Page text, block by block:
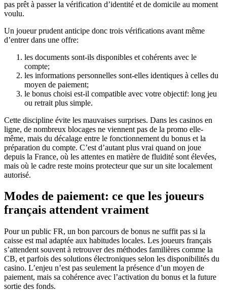
pas prêt à passer la vérification d’identité et de domicile au moment
voulu.
Un joueur prudent anticipe donc trois vérifications avant même
d’entrer dans une offre:
les documents sont-ils disponibles et cohérents avec le
compte;
les informations personnelles sont-elles identiques à celles du
moyen de paiement;
le bonus choisi est-il compatible avec votre objectif: long jeu
ou retrait plus simple.
Cette discipline évite les mauvaises surprises. Dans les casinos en
ligne, de nombreux blocages ne viennent pas de la promo elle-
même, mais du décalage entre le fonctionnement du bonus et la
préparation du compte. C’est d’autant plus vrai quand on joue
depuis la France, où les attentes en matière de fluidité sont élevées,
mais où le cadre reste moins protecteur que sur un site localement
autorisé.
Modes de paiement: ce que les joueurs
français attendent vraiment
Pour un public FR, un bon parcours de bonus ne suffit pas si la
caisse est mal adaptée aux habitudes locales. Les joueurs français
s’attendent souvent à retrouver des méthodes familières comme la
CB, et parfois des solutions électroniques selon les disponibilités du
casino. L’enjeu n’est pas seulement la présence d’un moyen de
paiement, mais sa cohérence avec l’activation du bonus et la future
sortie des fonds.